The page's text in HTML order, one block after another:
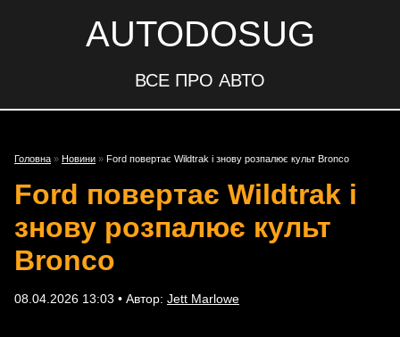
AUTODOSUG
ВСЕ ПРО АВТО
Головна » Новини » Ford повертає Wildtrak і знову розпалює культ Bronco
Ford повертає Wildtrak і
знову розпалює культ
Bronco
08.04.2026 13:03 • Автор: Jett Marlowe